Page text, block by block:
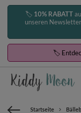
🏷️ 10% RABATT
unseren
🏷️
Startseite